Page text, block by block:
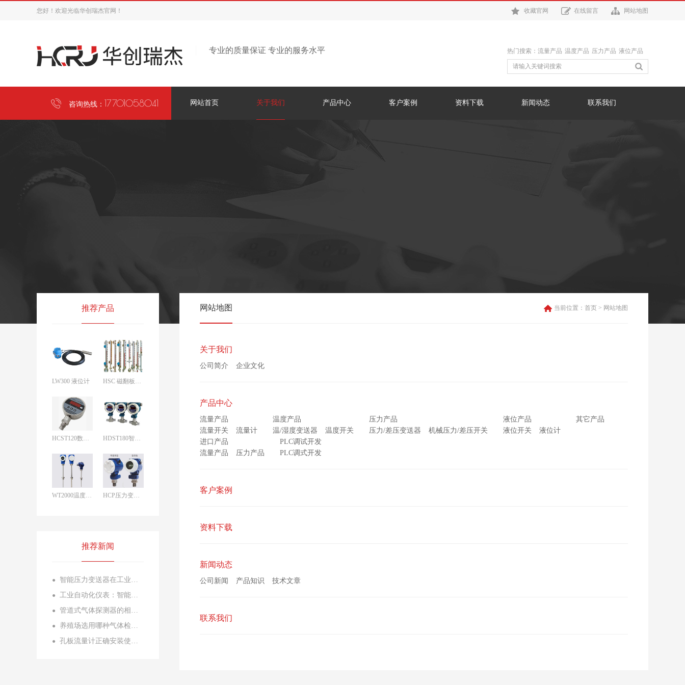
您好！欢迎光临华创瑞杰官网！ 收藏官网 在线留言 网站地图
专业的质量保证 专业的服务水平 热门搜索： 流量产品 温度产品 压力产品 液位产品
咨询热线： 17701058041 网站首页 关于我们 产品中心 客户案例 资料下载 新闻动态 联系我们
推荐产品
LW300 液位计 HSC 磁翻板液位计液位计
HCST120数字压力开关 HDST180智能型差压开关
WT2000温度变送器 HCP压力变送器
推荐新闻
● 智能压力变送器在工业自动化中的应用与安装要点
● 工业自动化仪表：智能制造的感知神经与控制核心
● 管道式气体探测器的相关解决方案
● 养殖场选用哪种气体检测仪比较好
● 孔板流量计正确安装使用方法
网站地图 当前位置： 首页 > 网站地图
关于我们
公司简介 企业文化
产品中心
流量产品
流量开关
流量计
温度产品
温/湿度变送器
温度开关
压力产品
压力/差压变送器
机械压力/差压开关
液位产品
液位开关
液位计
其它产品
进口产品
流量产品
压力产品
PLC调试开发
PLC调式开发
客户案例
资料下载
新闻动态
公司新闻 产品知识 技术文章
联系我们